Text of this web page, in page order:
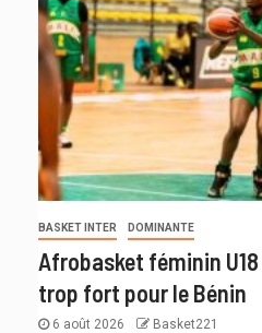
BASKET INTER DOMINANTE
Afrobasket féminin
trop fort pour le Bénin
6 août 2026 Basket221